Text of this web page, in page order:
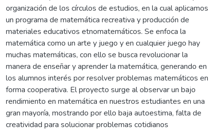
organización de los círculos de estudios, en la cual aplicamos
un programa de matemática recreativa y producción de
materiales educativos etnomatemáticos. Se enfoca la
matemática como un arte y juego y en cualquier juego hay
muchas matemáticas, con ello se busca revolucionar la
manera de enseñar y aprender la matemática, generando en
los alumnos interés por resolver problemas matemáticos en
forma cooperativa. El proyecto surge al observar un bajo
rendimiento en matemática en nuestros estudiantes en una
gran mayoría, mostrando por ello baja autoestima, falta de
creatividad para solucionar problemas cotidianos